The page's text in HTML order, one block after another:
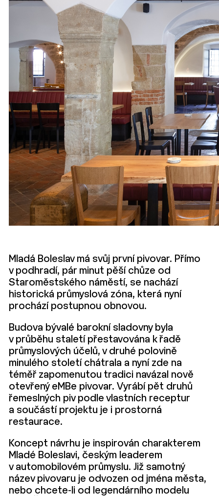
Mladá Boleslav má svůj první pivovar. Přímo
v podhradí, pár minut pěší chůze od
Staroměstského náměstí, se nachází
historická průmyslová zóna, která nyní
prochází postupnou obnovou.
Budova bývalé barokní sladovny byla
v průběhu staletí přestavována k řadě
průmyslových účelů, v druhé polovině
minulého století chátrala a nyní zde na
téměř zapomenutou tradici navázal nově
otevřený eMBe pivovar. Vyrábí pět druhů
řemeslných piv podle vlastních receptur
a součástí projektu je i prostorná
restaurace.
Koncept návrhu je inspirován charakterem
Mladé Boleslavi, českým leaderem
v automobilovém průmyslu. Již samotný
název pivovaru je odvozen od jména města,
nebo chcete-li od legendárního modelu